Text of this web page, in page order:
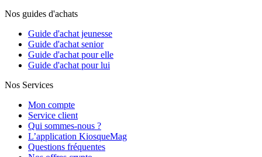
Nos guides d'achats
Guide d'achat jeunesse
Guide d'achat senior
Guide d'achat pour elle
Guide d'achat pour lui
Nos Services
Mon compte
Service client
Qui sommes-nous ?
L’application KiosqueMag
Questions fréquentes